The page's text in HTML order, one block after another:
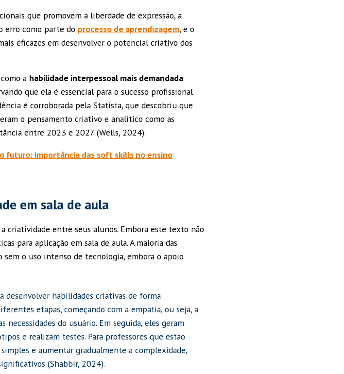
que promovem a liberdade de expressão, a
erro como parte do processo de aprendizagem, e o
eficazes em desenvolver o potencial criativo dos
a habilidade interpessoal mais demandada
que ela é essencial para o sucesso profissional
é corroborada pela Statista, que descobriu que
o pensamento criativo e analítico como as
entre 2023 e 2027 (Wells, 2024).
futuro: importância das soft skills no ensino
em sala de aula
criatividade entre seus alunos. Embora este texto não
para aplicação em sala de aula. A maioria das
o uso intenso de tecnologia, embora o apoio
desenvolver habilidades criativas de forma
etapas, começando com a empatia, ou seja, a
do usuário. Em seguida, eles geram
e realizam testes. Para professores que estão
e aumentar gradualmente a complexidade,
(Shabbir, 2024).